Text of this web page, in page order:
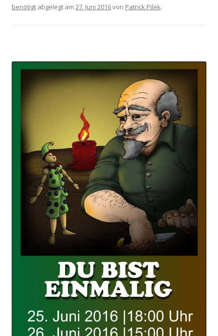
benötigt abgelegt am 27. Juni 2016von Patrick Pilek.